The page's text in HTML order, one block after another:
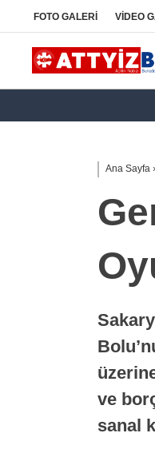
FOTO GALERİ VİDEO
Ana Sayfa ›
ve
sanal